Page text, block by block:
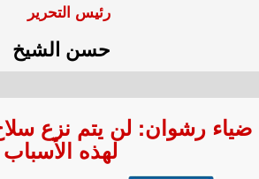
رئيس التحرير
حسن الشيخ
ضياء رشوان: لن يتم نزع
لهذه الأسباب